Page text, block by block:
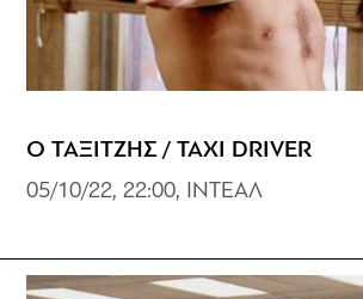
Ο ΤΑΞΙΤΖΗΣ / TAXI DRIVER
05/10/22, 22:00, ΙΝΤΕΑΛ